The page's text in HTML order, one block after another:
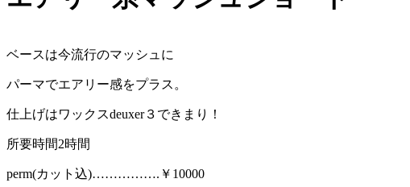
ベースは今流行のマッシュに
パーマでエアリー感をプラス。
仕上げはワックスdeuxer３できまり！
所要時間2時間
perm(カット込)…………….￥10000